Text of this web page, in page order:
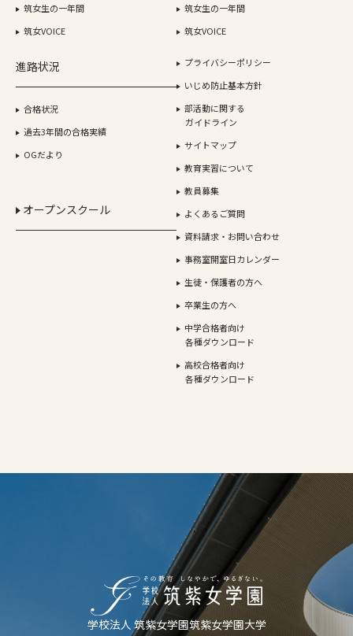
筑女生の一年間
筑女VOICE
筑女生の一年間
筑女VOICE
進路状況
合格状況
過去3年間の合格実績
OGだより
オープンスクール
プライバシーポリシー
いじめ防止基本方針
部活動に関する
ガイドライン
サイトマップ
教育実習について
教員募集
よくあるご質問
資料請求・お問い合わせ
事務室開室日カレンダー
生徒・保護者の方へ
卒業生の方へ
中学合格者向け
各種ダウンロード
高校合格者向け
各種ダウンロード
学校法人 筑紫女学園筑紫女学園大学